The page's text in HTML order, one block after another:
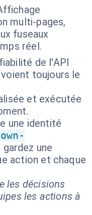
multi-pages,
fuseaux
réel.
de l'API
toujours le
et exécutée
une identité
gardez une
action et chaque
les décisions
les actions à